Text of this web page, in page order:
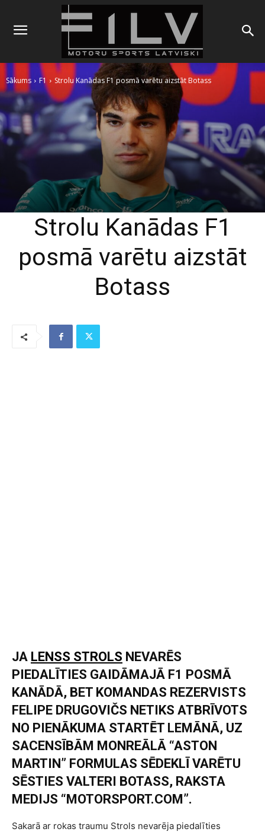
Sākums F1 Strolu Kanādas F1 posmā varētu aizstāt Botass
Strolu Kanādas F1
posmā varētu aizstāt
Botass
JA LENSS STROLS NEVARĒS
PIEDALĪTIES GAIDĀMAJĀ F1 POSMĀ
KANĀDĀ, BET KOMANDAS REZERVISTS
FELIPE DRUGOVIČS NETIKS ATBRĪVOTS
NO PIENĀKUMA STARTĒT LEMĀNĀ, UZ
SACENSĪBĀM MONREĀLĀ “ASTON
MARTIN” FORMULAS SĒDEKLĪ VARĒTU
SĒSTIES VALTERI BOTASS, RAKSTA
MEDIJS “MOTORSPORT.COM”.
Sakarā ar rokas traumu Strols nevarēja piedalīties